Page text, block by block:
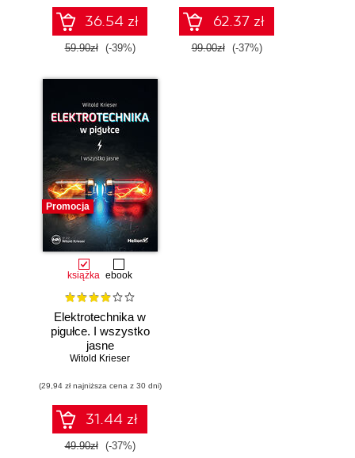
36.54 zł
59.90zł (-39%)
62.37 zł
99.00zł (-37%)
Promocja
książka ebook
Elektrotechnika w
pigułce. I wszystko
jasne
Witold Krieser
(29,94 zł najniższa cena z 30 dni)
31.44 zł
49.90zł (-37%)